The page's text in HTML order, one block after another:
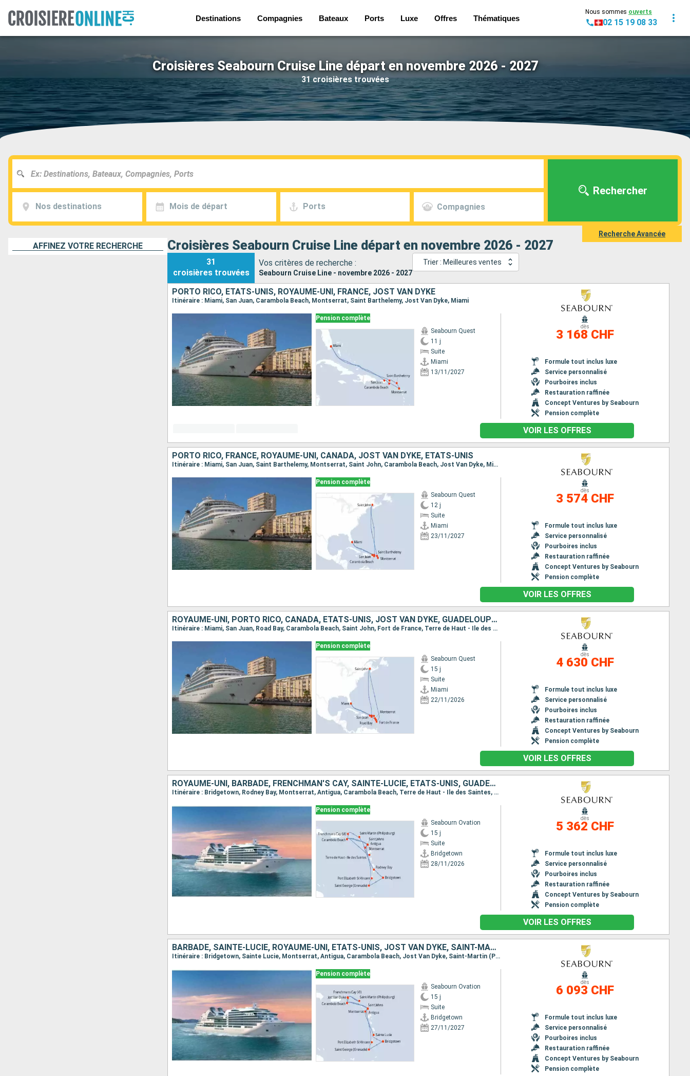
Destinations Compagnies Bateaux Ports Luxe Offres Thématiques
Nous sommes ouverts
02 15 19 08 33
Croisières Seabourn Cruise Line départ en novembre 2026 - 2027
31 croisières trouvées
Nos destinations Mois de départ Ports Compagnies
Rechercher
Recherche Avancée
AFFINEZ VOTRE RECHERCHE Croisières Seabourn Cruise Line départ en novembre 2026 - 2027
31
croisières trouvées
Vos critères de recherche :
Seabourn Cruise Line - novembre 2026 - 2027
Trier : Meilleures ventes
PORTO RICO, ÉTATS-UNIS, ROYAUME-UNI, FRANCE, JOST VAN DYKE
Itinéraire : Miami, San Juan, Carambola Beach, Montserrat, Saint Barthelemy, Jost Van Dyke, Miami
Pension complète
Seabourn Quest
11 j
Suite
Miami
13/11/2027
dès
3 168 CHF
Formule tout inclus luxe
Service personnalisé
Pourboires inclus
Restauration raffinée
Concept Ventures by Seabourn
Pension complète
VOIR LES OFFRES
PORTO RICO, FRANCE, ROYAUME-UNI, CANADA, JOST VAN DYKE, ÉTATS-UNIS
Itinéraire : Miami, San Juan, Saint Barthelemy, Montserrat, Saint John, Carambola Beach, Jost Van Dyke, Miami
Pension complète
Seabourn Quest
12 j
Suite
Miami
23/11/2027
dès
3 574 CHF
Formule tout inclus luxe
Service personnalisé
Pourboires inclus
Restauration raffinée
Concept Ventures by Seabourn
Pension complète
VOIR LES OFFRES
ROYAUME-UNI, PORTO RICO, CANADA, ÉTATS-UNIS, JOST VAN DYKE, GUADELOUPE, ANGUILLA, MARTINIQUE
Itinéraire : Miami, San Juan, Road Bay, Carambola Beach, Saint John, Fort de France, Terre de Haut - Ile des Saintes, Montserrat, Terre de Haut - Ile des Saintes, Jost Van Dyke, Miami
Pension complète
Seabourn Quest
15 j
Suite
Miami
22/11/2026
dès
4 630 CHF
Formule tout inclus luxe
Service personnalisé
Pourboires inclus
Restauration raffinée
Concept Ventures by Seabourn
Pension complète
VOIR LES OFFRES
ROYAUME-UNI, BARBADE, FRENCHMAN'S CAY, SAINTE-LUCIE, ÉTATS-UNIS, GUADELOUPE, GRENADE, SAINT-MARTIN, SAINT VINCENT-ET-LES-GRENADINES, ANTIGUA-ET-BARBUDA
Itinéraire : Bridgetown, Rodney Bay, Montserrat, Antigua, Carambola Beach, Terre de Haut - Ile des Saintes, Saint-Martin (Philipsburg), Frenchmans Cay (VI), Carambola Beach, Saint Johns, Port Elizabeth St Vincent, Saint George (Grenade), Bridgetown
Pension complète
Seabourn Ovation
15 j
Suite
Bridgetown
28/11/2026
dès
5 362 CHF
Formule tout inclus luxe
Service personnalisé
Pourboires inclus
Restauration raffinée
Concept Ventures by Seabourn
Pension complète
VOIR LES OFFRES
BARBADE, SAINTE-LUCIE, ROYAUME-UNI, ÉTATS-UNIS, JOST VAN DYKE, SAINT-MARTIN, FRENCHMAN'S CAY, ANTIGUA-ET-BARBUDA, SAINT VINCENT-ET-LES-GRENADINES, GRENADE
Itinéraire : Bridgetown, Sainte Lucie, Montserrat, Antigua, Carambola Beach, Jost Van Dyke, Saint-Martin (Philipsburg), Frenchmans Cay (VI), Carambola Beach, Saint Johns, Port Elizabeth St Vincent, Saint George (Grenade), Bridgetown
Pension complète
Seabourn Ovation
15 j
Suite
Bridgetown
27/11/2027
dès
6 093 CHF
Formule tout inclus luxe
Service personnalisé
Pourboires inclus
Restauration raffinée
Concept Ventures by Seabourn
Pension complète